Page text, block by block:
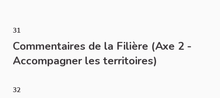
31
Commentaires de la Filière (Axe 2 -
Accompagner les territoires)
32